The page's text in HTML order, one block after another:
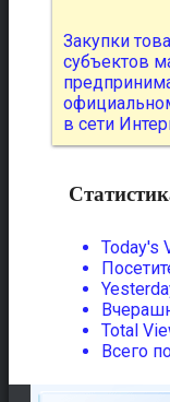
Закупки
субъектов
в сети
Today's
Total
Всего